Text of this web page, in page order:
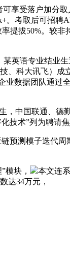
享受落户加分
。考取后可招
提拔50%。较
语专业结业生
、科大讯飞）
数据团队通过
中国联通、德
技术”列为聘请焦
测模子迭代周
模块，
本文连
达34万元，